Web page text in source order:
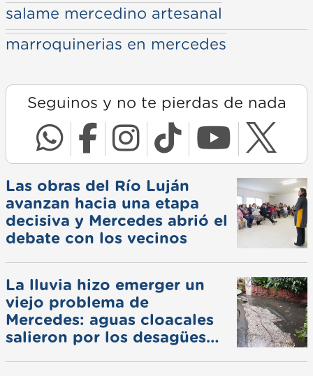
salame mercedino artesanal
marroquinerias en mercedes
Seguinos y no te pierdas de nada
Las obras del Río Luján
avanzan hacia una etapa
decisiva y Mercedes abrió el
debate con los vecinos
La lluvia hizo emerger un
viejo problema de
Mercedes: aguas cloacales
salieron por los desagües